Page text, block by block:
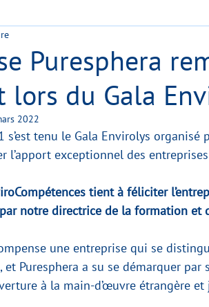
Puresphera
lors du Gala
2022
tenu le Gala Envirolys organisé
l’apport exceptionnel des
tient à féliciter
notre directrice de la formation et
une entreprise qui se
et Puresphera a su se démarquer
à la main-d’œuvre étrangère et